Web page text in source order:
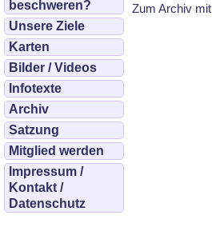
beschweren?
Unsere Ziele
Karten
Bilder / Videos
Infotexte
Archiv
Satzung
Mitglied werden
Impressum /
Kontakt /
Datenschutz
Zum Archiv mit